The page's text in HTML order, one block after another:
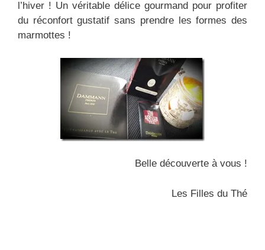
l’hiver ! Un véritable délice gourmand pour profiter
du réconfort gustatif sans prendre les formes des
marmottes !
Belle découverte à vous !
Les Filles du Thé